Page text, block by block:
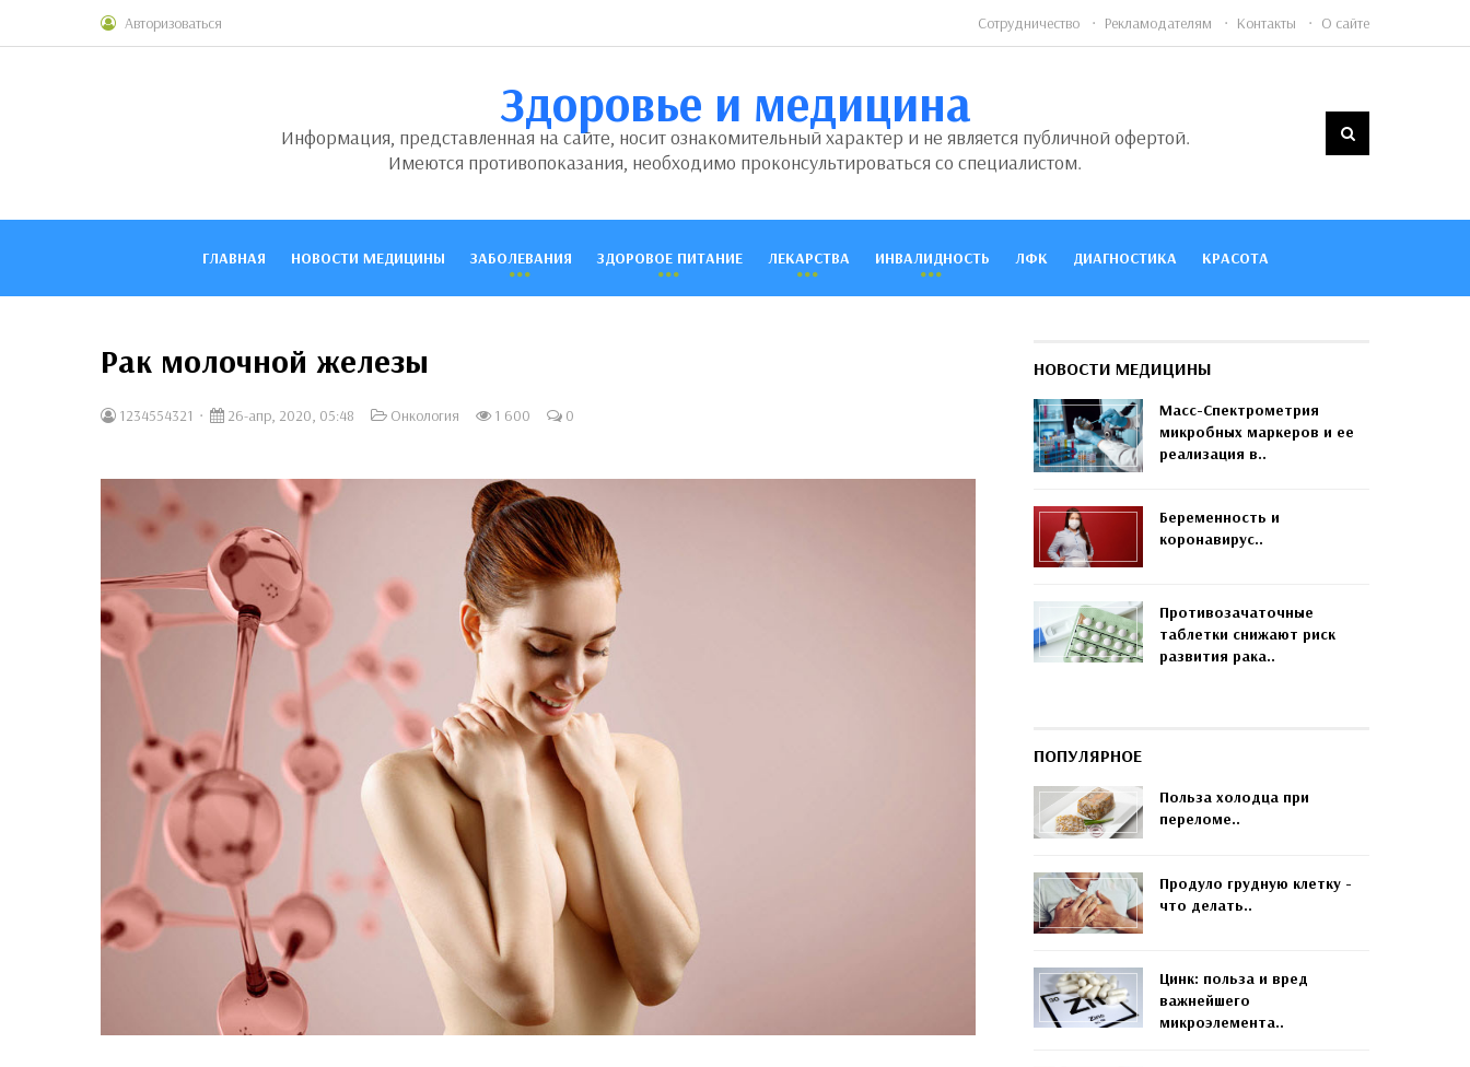
Авторизоваться Сотрудничество Рекламодателям Контакты О сайте
Здоровье и медицина
Информация, представленная на сайте, носит ознакомительный характер и не является публичной офертой.
Имеются противопоказания, необходимо проконсультироваться со специалистом.
ГЛАВНАЯ НОВОСТИ МЕДИЦИНЫ ЗАБОЛЕВАНИЯ ЗДОРОВОЕ ПИТАНИЕ ЛЕКАРСТВА ИНВАЛИДНОСТЬ ЛФК ДИАГНОСТИКА КРАСОТА
Рак молочной железы
1234554321 26-апр, 2020, 05:48 Онкология 1 600 0
НОВОСТИ МЕДИЦИНЫ
Масс-Спектрометрия
микробных маркеров и ее
реализация в..
Беременность и
коронавирус..
Противозачаточные
таблетки снижают риск
развития рака..
ПОПУЛЯРНОЕ
Польза холодца при
переломе..
Продуло грудную клетку -
что делать..
Цинк: польза и вред
важнейшего
микроэлемента..